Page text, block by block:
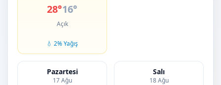
28°16°
Açık
💧 2% Yağış
Pazartesi
17 Ağu
Salı
18 Ağu